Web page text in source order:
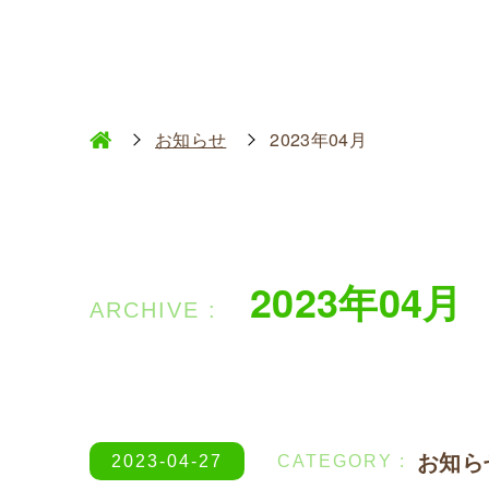
お知らせ 2023年04月
2023年04月
お知
2023-04-27